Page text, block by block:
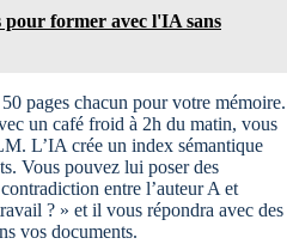
pour former avec l'IA sans
pages chacun pour votre mémoire.
un café froid à 2h du matin, vous
L’IA crée un index sémantique
Vous pouvez lui poser des
entre l’auteur A et
? » et il vous répondra avec des
vos documents.